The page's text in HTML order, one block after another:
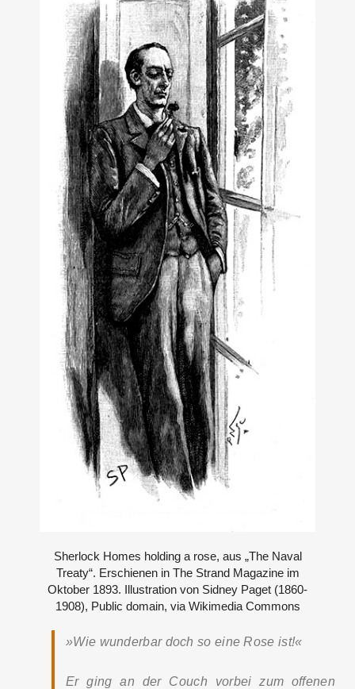
Sherlock Homes holding a rose, aus „The Naval
Treaty“. Erschienen in The Strand Magazine im
Oktober 1893. Illustration von Sidney Paget (1860-
1908), Public domain, via Wikimedia Commons
»Wie wunderbar doch so eine Rose ist!«
Er ging an der Couch vorbei zum offenen